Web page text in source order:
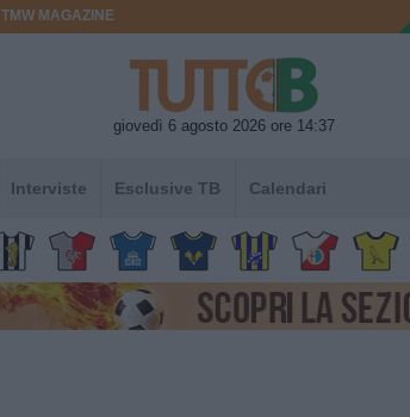
TMW MAGAZINE
giovedì 6 agosto 2026 ore 14:37
Interviste Esclusive TB Calendari